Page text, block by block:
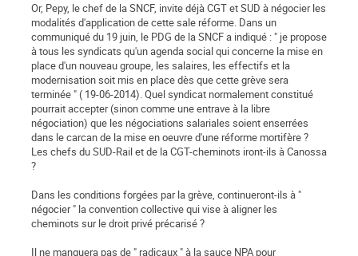
Or, Pepy, le chef de la SNCF, invite déjà CGT et SUD à négocier les
modalités d'application de cette sale réforme. Dans un
communiqué du 19 juin, le PDG de la SNCF a indiqué : " je propose
à tous les syndicats qu'un agenda social qui concerne la mise en
place d'un nouveau groupe, les salaires, les effectifs et la
modernisation soit mis en place dès que cette grève sera
terminée " ( 19-06-2014). Quel syndicat normalement constitué
pourrait accepter (sinon comme une entrave à la libre
négociation) que les négociations salariales soient enserrées
dans le carcan de la mise en oeuvre d'une réforme mortifère ?
Les chefs du SUD-Rail et de la CGT-cheminots iront-ils à Canossa
?
Dans les conditions forgées par la grève, continueront-ils à "
négocier " la convention collective qui vise à aligner les
cheminots sur le droit privé précarisé ?
Il ne manquera pas de " radicaux " à la sauce NPA pour